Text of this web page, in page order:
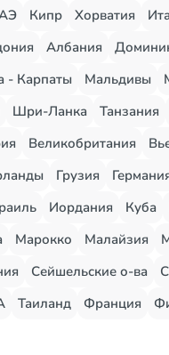
Кипр Хорватия
Албания
- Карпаты Мальдивы
Шри-Ланка Танзания
Великобритания
Грузия
Иордания Куба
Марокко Малайзия
Сейшельские о-ва
Таиланд Франция